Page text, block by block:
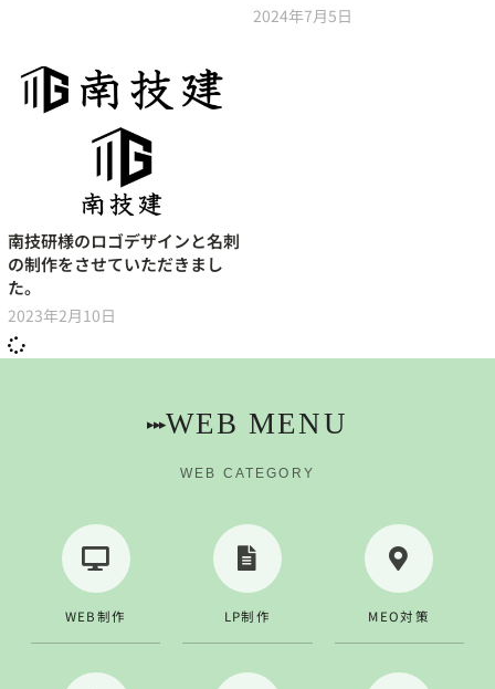
2024年7月5日
南技研様のロゴデザインと名刺
の制作をさせていただきまし
た。
2023年2月10日
▸▸▸WEB MENU
WEB CATEGORY
WEB制作 LP制作 MEO対策